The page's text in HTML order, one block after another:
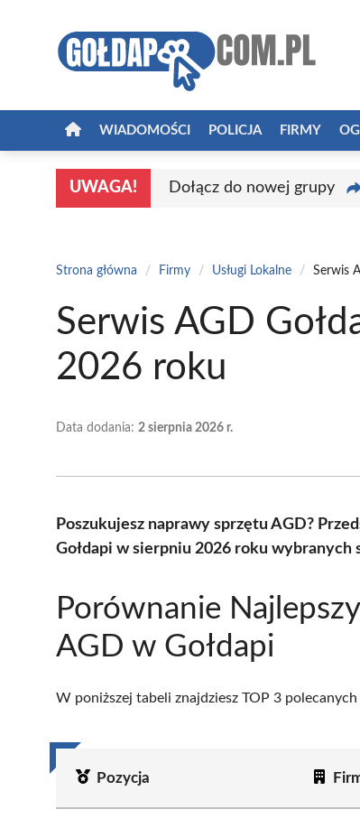
WIADOMOŚCI POLICJA FIRMY
UWAGA! Dołącz do nowej grupy
Strona główna / Firmy / Usługi Lokalne / Serwis
Serwis AGD
2026 roku
Data dodania: 2 sierpnia 2026 r.
Poszukujesz naprawy sprzętu AGD?
Gołdapi w sierpniu 2026 roku wybranych
Porównanie
AGD w Gołdapi
W poniższej tabeli znajdziesz TOP 3
Pozycja